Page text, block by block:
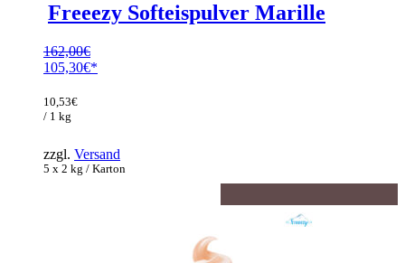
Freeezy Softeispulver Marille
162,00€
Ursprünglicher
war:
162,00€
105,30€
Preis
ist:
5 x 2 kg / Karton
10,53€
/ 1 kg
zzgl. Versand